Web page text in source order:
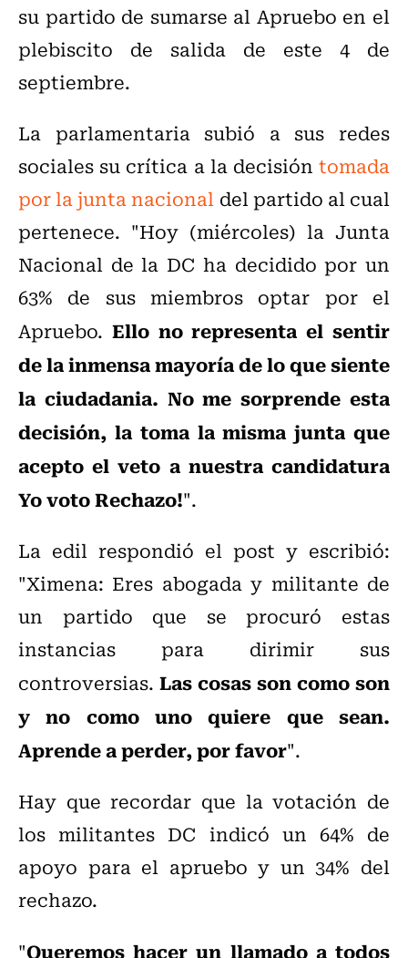
su partido de sumarse al Apruebo en el
plebiscito de salida de este 4 de
septiembre.
La parlamentaria subió a sus redes
sociales su crítica a la decisión tomada
por la junta nacional del partido al cual
pertenece. "Hoy (miércoles) la Junta
Nacional de la DC ha decidido por un
63% de sus miembros optar por el
Apruebo. Ello no representa el sentir
de la inmensa mayoría de lo que siente
la ciudadania. No me sorprende esta
decisión, la toma la misma junta que
acepto el veto a nuestra candidatura
Yo voto Rechazo!".
La edil respondió el post y escribió:
"Ximena: Eres abogada y militante de
un partido que se procuró estas
instancias para dirimir sus
controversias. Las cosas son como son
y no como uno quiere que sean.
Aprende a perder, por favor".
Hay que recordar que la votación de
los militantes DC indicó un 64% de
apoyo para el apruebo y un 34% del
rechazo.
"Queremos hacer un llamado a todos